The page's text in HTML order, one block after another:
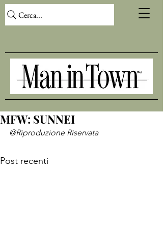
Cerca...
MFW: SUNNEI
@Riproduzione Riservata
Post recenti